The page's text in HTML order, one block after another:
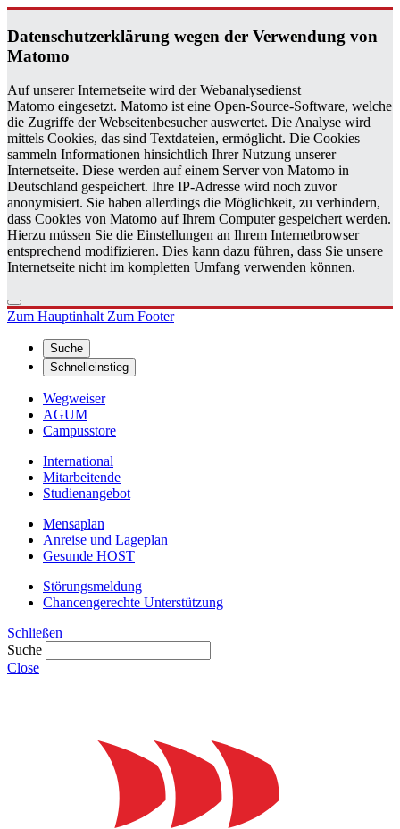
Da­ten­schutz­er­klä­rung wegen der Ver­wen­dung von
Ma­to­mo
Auf unserer Internetseite wird der Webanalysedienst
Matomo eingesetzt. Matomo ist eine Open-Source-Software, welche
die Zugriffe der Webseitenbesucher auswertet. Die Analyse wird
mittels Cookies, das sind Textdateien, ermöglicht. Die Cookies
sammeln Informationen hinsichtlich Ihrer Nutzung unserer
Internetseite. Diese werden auf einem Server von Matomo in
Deutschland gespeichert. Ihre IP-Adresse wird noch zuvor
anonymisiert. Sie haben allerdings die Möglichkeit, zu verhindern,
dass Cookies von Matomo auf Ihrem Computer gespeichert werden.
Hierzu müssen Sie die Einstellungen an Ihrem Internetbrowser
entsprechend modifizieren. Dies kann dazu führen, dass Sie unsere
Internetseite nicht im kompletten Umfang verwenden können.
Zum HauptinhaltZum Footer
Suche
Schnelleinstieg
Wegweiser
AGUM
Campusstore
International
Mitarbeitende
Studienangebot
Mensaplan
Anreise und Lageplan
Gesunde HOST
Störungsmeldung
Chancengerechte Unterstützung
Schließen
Suche
Close